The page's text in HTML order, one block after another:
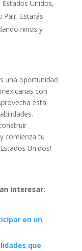
Unidos,
Estarás
niños y
una oportunidad
con
esta
comienza tu
Unidos!
interesar:
en un
que